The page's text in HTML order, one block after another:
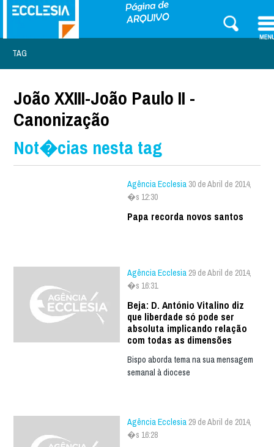
TAG
João XXIII-João Paulo II -
Canonização
Not�cias nesta tag
Agência Ecclesia 30 de Abril de 2014,
�s 12:30
Papa recorda novos santos
Agência Ecclesia 29 de Abril de 2014,
�s 16:31
Beja: D. António Vitalino diz
que liberdade só pode ser
absoluta implicando relação
com todas as dimensões
Bispo aborda tema na sua mensagem
semanal à diocese
Agência Ecclesia 29 de Abril de 2014,
�s 16:28